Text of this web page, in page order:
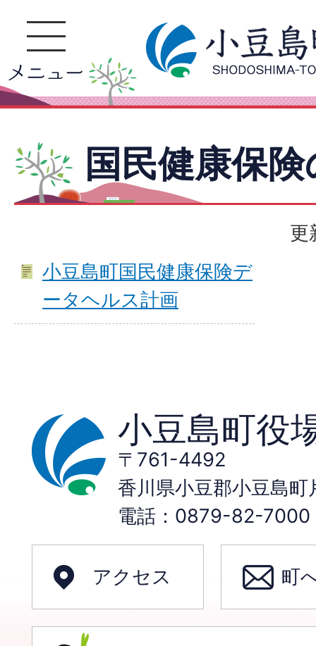
国民健康保
更
小豆島町国民健康保険デ
ータヘルス計画
小豆島町役
〒761-4492
香川県小豆郡小豆島
電話：0879-82-7000
アクセス 町